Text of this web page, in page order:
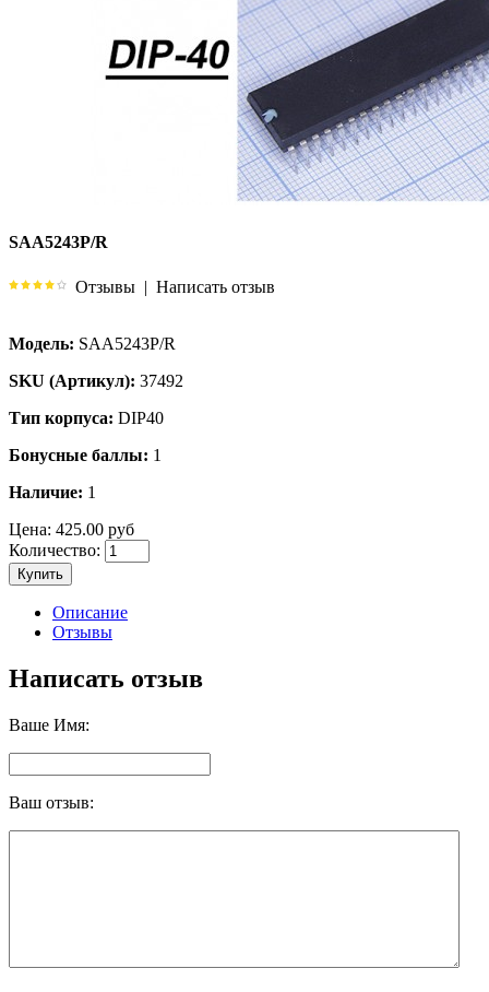
SAA5243P/R
Отзывы | Написать отзыв
Модель: SAA5243P/R
SKU (Артикул): 37492
Тип корпуса: DIP40
Бонусные баллы: 1
Наличие: 1
Цена: 425.00 руб
Количество:
Купить
Описание
Отзывы
Написать отзыв
Ваше Имя:
Ваш отзыв: